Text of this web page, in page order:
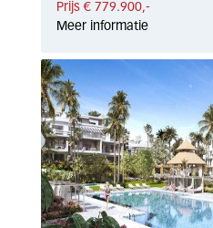
Prijs € 779.900,-
Meer informatie